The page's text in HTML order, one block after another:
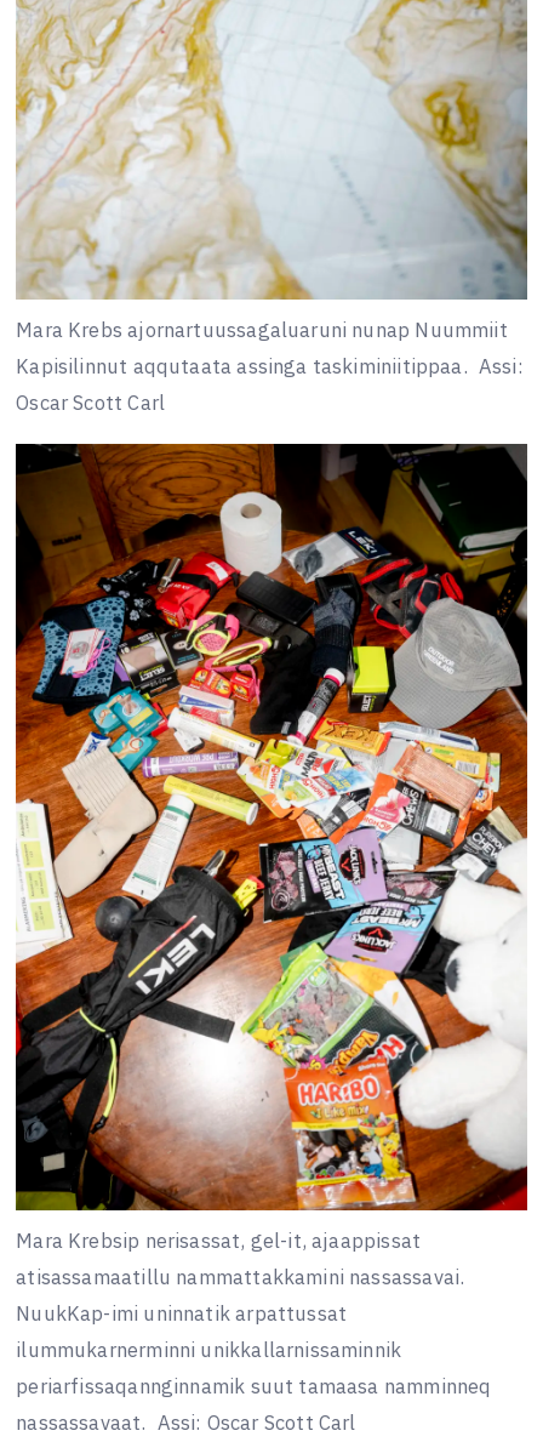
Mara Krebs ajornartuussagaluaruni nunap Nuummiit
Kapisilinnut aqqutaata assinga taskiminiitippaa. Assi:
Oscar Scott Carl
Mara Krebsip nerisassat, gel-it, ajaappissat
atisassamaatillu nammattakkamini nassassavai.
NuukKap-imi uninnatik arpattussat
ilummukarnerminni unikkallarnissaminnik
periarfissaqannginnamik suut tamaasa namminneq
nassassavaat. Assi: Oscar Scott Carl